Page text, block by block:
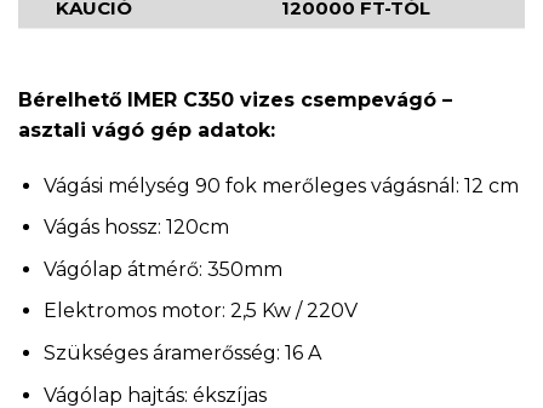
KAUCIÓ
120000 FT-TÓL
Bérelhető IMER C350 vizes csempevágó –
asztali vágó gép adatok:
Vágási mélység 90 fok merőleges vágásnál: 12 cm
Vágás hossz: 120cm
Vágólap átmérő: 350mm
Elektromos motor: 2,5 Kw / 220V
Szükséges áramerősség: 16 A
Vágólap hajtás: ékszíjas